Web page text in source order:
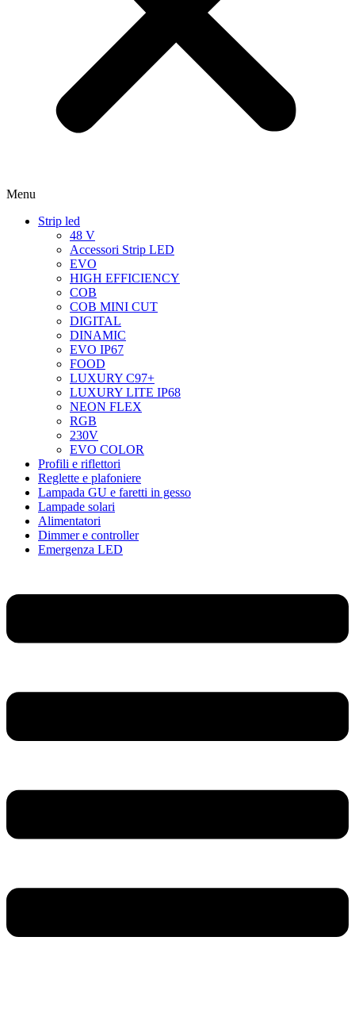
Menu
Strip led
48 V
Accessori Strip LED
EVO
HIGH EFFICIENCY
COB
COB MINI CUT
DIGITAL
DINAMIC
EVO IP67
FOOD
LUXURY C97+
LUXURY LITE IP68
NEON FLEX
RGB
230V
EVO COLOR
Profili e riflettori
Reglette e plafoniere
Lampada GU e faretti in gesso
Lampade solari
Alimentatori
Dimmer e controller
Emergenza LED